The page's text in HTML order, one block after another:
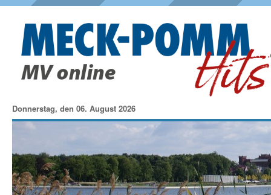
Donnerstag, den 06. August 2026